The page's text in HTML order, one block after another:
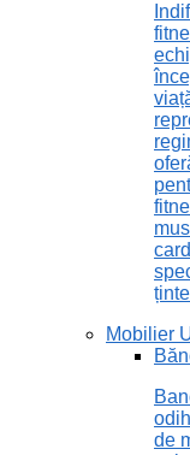
Mobilier
de